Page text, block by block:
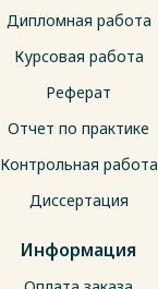
Дипломная работа
Курсовая работа
Реферат
Отчет по практике
Контрольная работа
Диссертация
Информация